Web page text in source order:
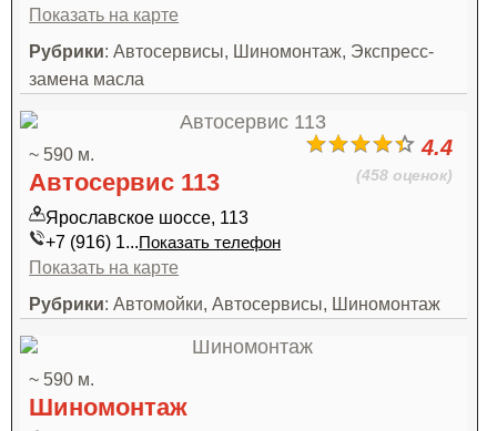
Показать на карте
Рубрики: Автосервисы, Шиномонтаж, Экспресс-
замена масла
4.4
(458 оценок)
~ 590 м.
Автосервис 113
Ярославское шоссе, 113
+7 (916) 1...Показать телефон
Показать на карте
Рубрики: Автомойки, Автосервисы, Шиномонтаж
~ 590 м.
Шиномонтаж